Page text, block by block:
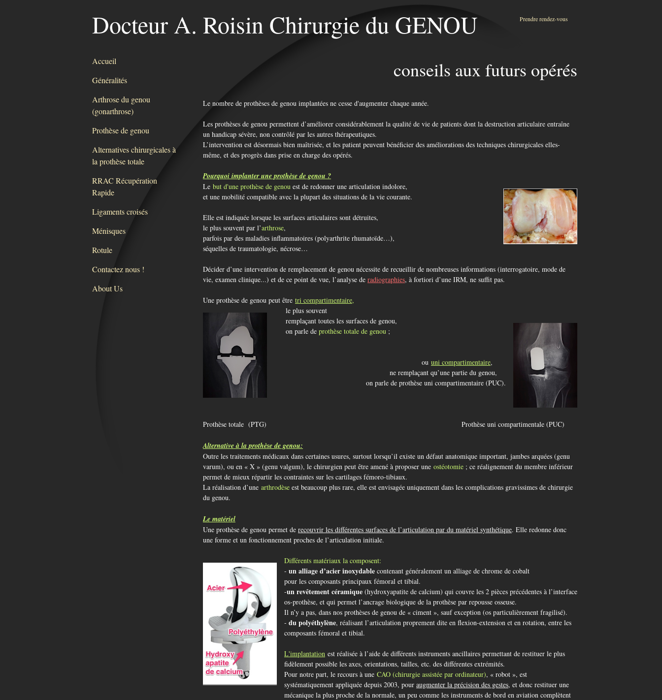
Docteur A. Roisin Chirurgie du GENOU Prendre rendez-vous
Accueil
Généralités
Arthrose du genou
(gonarthrose)
Prothèse de genou
Alternatives chirurgicales à
la prothèse totale
RRAC Récupération
Rapide
Ligaments croisés
Ménisques
Rotule
Contactez nous !
About Us
conseils aux futurs opérés
Le nombre de prothèses de genou implantées ne cesse d'augmenter chaque année.
Les prothèses de genou permettent d’améliorer considérablement la qualité de vie de patients dont la destruction articulaire entraîne
un handicap sévère, non contrôlé par les autres thérapeutiques.
L’intervention est désormais bien maîtrisée, et les patient peuvent bénéficier des améliorations des techniques chirurgicales elles-
même, et des progrès dans prise en charge des opérés.
Pourquoi implanter une prothèse de genou ?
Le but d'une prothèse de genou est de redonner une articulation indolore,
et une mobilité compatible avec la plupart des situations de la vie courante.
Elle est indiquée lorsque les surfaces articulaires sont détruites,
le plus souvent par l’arthrose,
parfois par des maladies inflammatoires (polyarthrite rhumatoïde…),
séquelles de traumatologie, nécrose…
Décider d’une intervention de remplacement de genou nécessite de recueillir de nombreuses informations (interrogatoire, mode de
vie, examen clinique...) et de ce point de vue, l’analyse de radiographies, à fortiori d’une IRM, ne suffit pas.
Une prothèse de genou peut être tri compartimentaire,
le plus souvent
remplaçant toutes les surfaces de genou,
on parle de prothèse totale de genou ;
ou uni compartimentaire,
ne remplaçant qu’une partie du genou,
on parle de prothèse uni compartimentaire (PUC).
Prothèse totale (PTG) Prothèse uni compartimentale (PUC)
Alternative à la prothèse de genou:
Outre les traitements médicaux dans certaines usures, surtout lorsqu’il existe un défaut anatomique important, jambes arquées (genu
varum), ou en « X » (genu valgum), le chirurgien peut être amené à proposer une ostéotomie ; ce réalignement du membre inférieur
permet de mieux répartir les contraintes sur les cartilages fémoro-tibiaux.
La réalisation d’une arthrodèse est beaucoup plus rare, elle est envisagée uniquement dans les complications gravissimes de chirurgie
du genou.
Le matériel
Une prothèse de genou permet de recouvrir les différentes surfaces de l’articulation par du matériel synthétique. Elle redonne donc
une forme et un fonctionnement proches de l’articulation initiale.
Différents matériaux la composent:
- unalliage d’acier inoxydable contenant généralement un alliage de chrome de cobalt
pour les composants principaux fémoral et tibial.
-un revêtement céramique (hydroxyapatite de calcium) qui couvre les 2 pièces précédentes à l’interface
os-prothèse, et qui permet l’ancrage biologique de la prothèse par repousse osseuse.
Il n’y a pas, dans nos prothèses de genou de « ciment », sauf exception (os particulièrement fragilisé).
- du polyéthylène, réalisant l’articulation proprement dite en flexion-extension et en rotation, entre les
composants fémoral et tibial.
L'implantation est réalisée à l’aide de différents instruments ancillaires permettant de restituer le plus
fidèlement possible les axes, orientations, tailles, etc. des différentes extrémités.
Pour notre part, le recours à une CAO (chirurgie assistée par ordinateur), « robot », est
systématiquement appliquée depuis 2003, pour augmenter la précision des gestes, et donc restituer une
mécanique la plus proche de la normale, un peu comme les instruments de bord en aviation complètent